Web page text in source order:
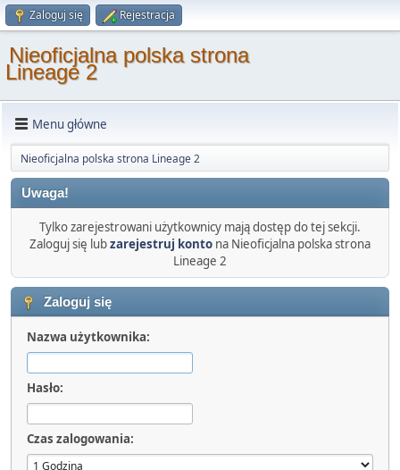
Zaloguj się Rejestracja
Nieoficjalna polska strona
Lineage 2
Menu główne
Nieoficjalna polska strona Lineage 2
Uwaga!
Tylko zarejestrowani użytkownicy mają dostęp do tej sekcji.
Zaloguj się lubzarejestruj konto na Nieoficjalna polska strona
Lineage 2
Zaloguj się
Nazwa użytkownika:
Hasło:
Czas zalogowania: